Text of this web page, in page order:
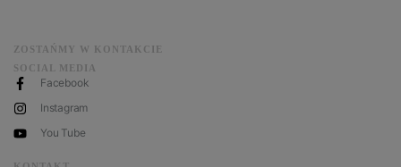
ZOSTAŃMY W KONTAKCIE
SOCIAL MEDIA
Facebook
Instagram
You Tube